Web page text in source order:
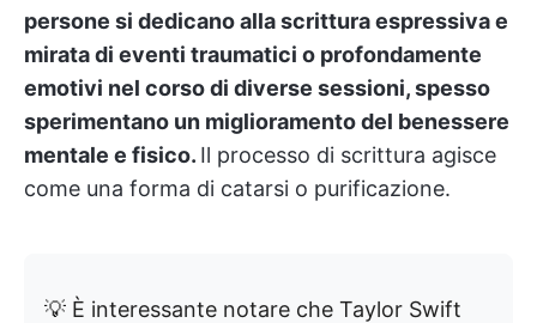
persone si dedicano alla scrittura espressiva e
mirata di eventi traumatici o profondamente
emotivi nel corso di diverse sessioni, spesso
sperimentano un miglioramento del benessere
mentale e fisico. Il processo di scrittura agisce
come una forma di catarsi o purificazione.
💡 È interessante notare che Taylor Swift